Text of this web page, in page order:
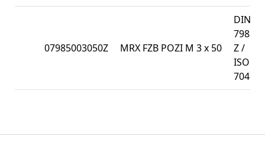
07985003050Z MRX FZB POZI M 3 x 50
DIN
7985-
Z /
ISO
7045